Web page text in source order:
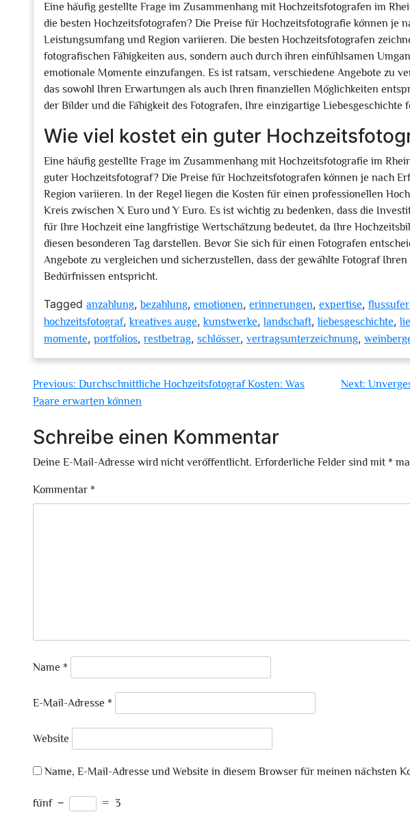
Eine häufig gestellte Frage im Zusammenhang mit Hochzeitsfotografen im
die besten Hochzeitsfotografen? Die Preise für Hochzeitsfotografie können je
Leistungsumfang und Region variieren. Die besten Hochzeitsfotografen
fotografischen Fähigkeiten aus, sondern auch durch ihren einfühlsamen
emotionale Momente einzufangen. Es ist ratsam, verschiedene Angebote zu
das sowohl Ihren Erwartungen als auch Ihren finanziellen Möglichkeiten
der Bilder und die Fähigkeit des Fotografen, Ihre einzigartige Liebesgeschichte
Wie viel kostet ein guter
Eine häufig gestellte Frage im Zusammenhang mit Hochzeitsfotografie im
guter Hochzeitsfotograf? Die Preise für Hochzeitsfotografen können je nach
Region variieren. In der Regel liegen die Kosten für einen professionellen
Kreis zwischen X Euro und Y Euro. Es ist wichtig zu bedenken, dass die
für Ihre Hochzeit eine langfristige Wertschätzung bedeutet, da Ihre
diesen besonderen Tag darstellen. Bevor Sie sich für einen Fotografen
Angebote zu vergleichen und sicherzustellen, dass der gewählte Fotograf
Bedürfnissen entspricht.
Tagged anzahlung,bezahlung, emotionen, erinnerungen, expertise, flussufer
hochzeitsfotograf,kreatives auge,kunstwerke,landschaft,liebesgeschichte,
momente, portfolios, restbetrag, schlösser, vertragsunterzeichnung,
Beitragsnavigation
Previous: Durchschnittliche Hochzeitsfotograf Kosten: Was
Paare erwarten können
Next:
Schreibe einen Kommentar
Deine E-Mail-Adresse wird nicht veröffentlicht. Erforderliche Felder sind mit *
Kommentar *
Name *
E-Mail-Adresse *
Website
Name, E-Mail-Adresse und Website in diesem Browser für meinen nächsten
fünf − = 3